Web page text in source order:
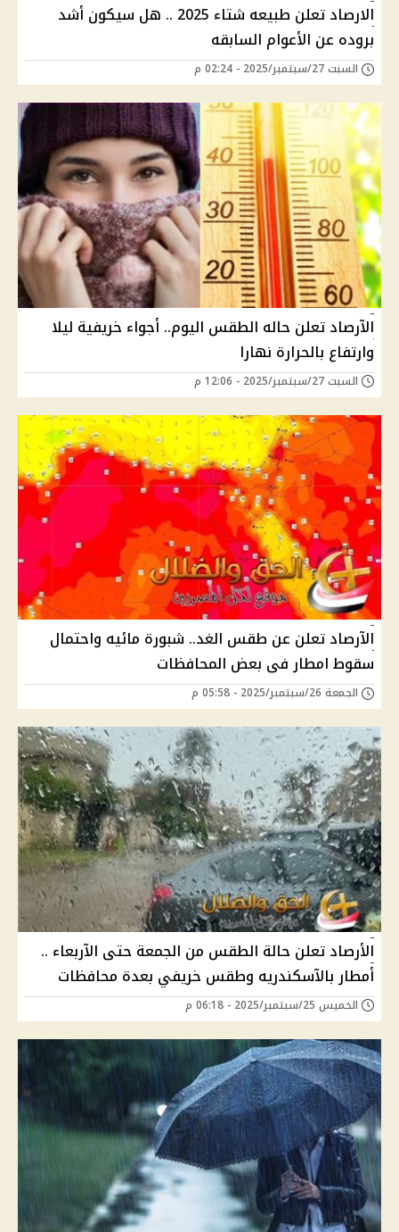
الارصاد تعلن طبيعه شتاء 2025 .. هل سيكون أشد
بروده عن الأعوام السابقه
السبت 27/سبتمبر/2025 - 02:24 م
الآرصاد تعلن حاله الطقس اليوم.. أجواء خريفية ليلا
وارتفاع بالحرارة نهارا
السبت 27/سبتمبر/2025 - 12:06 م
الآرصاد تعلن عن طقس الغد.. شبورة مائيه واحتمال
سقوط امطار فى بعض المحافظات
الجمعة 26/سبتمبر/2025 - 05:58 م
الأرصاد تعلن حالة الطقس من الجمعة حتى الآربعاء ..
أمطار بالآسكندريه وطقس خريفي بعدة محافظات
الخميس 25/سبتمبر/2025 - 06:18 م